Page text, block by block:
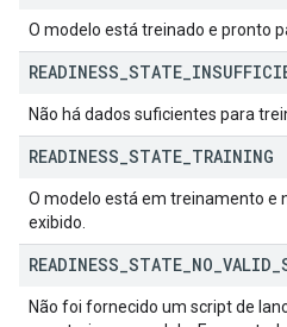
O modelo está treinado e pronto
READINESS STATE
Não há dados suficientes para
READINESS STATE TRAINING
O modelo está em treinamento e
exibido.
READINESS STATE NO VALID
Não foi fornecido um script de